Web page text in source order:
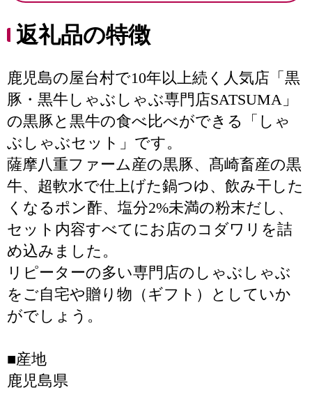
返礼品の特徴
鹿児島の屋台村で10年以上続く人気店「黒
豚・黒牛しゃぶしゃぶ専門店SATSUMA」
の黒豚と黒牛の食べ比べができる「しゃ
ぶしゃぶセット」です。
薩摩八重ファーム産の黒豚、髙崎畜産の黒
牛、超軟水で仕上げた鍋つゆ、飲み干した
くなるポン酢、塩分2%未満の粉末だし、
セット内容すべてにお店のコダワリを詰
め込みました。
リピーターの多い専門店のしゃぶしゃぶ
をご自宅や贈り物（ギフト）としていか
がでしょう。
■産地
鹿児島県